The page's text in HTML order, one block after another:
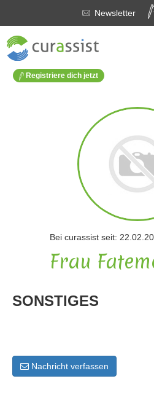
Newsletter
Registriere dich jetzt
Bei curassist seit:
Frau
SONSTIGES
Nachricht verfassen